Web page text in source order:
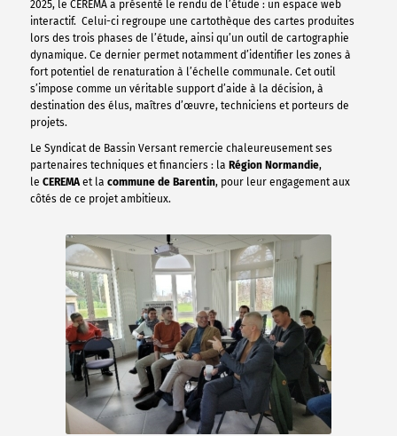
2025, le CEREMA a présenté le rendu de l’étude : un espace web
interactif. Celui-ci regroupe une cartothèque des cartes produites
lors des trois phases de l’étude, ainsi qu’un outil de cartographie
dynamique. Ce dernier permet notamment d’identifier les zones à
fort potentiel de renaturation à l’échelle communale. Cet outil
s’impose comme un véritable support d’aide à la décision, à
destination des élus, maîtres d’œuvre, techniciens et porteurs de
projets.
Le Syndicat de Bassin Versant remercie chaleureusement ses
partenaires techniques et financiers : la Région Normandie,
le CEREMAet la commune de Barentin, pour leur engagement aux
côtés de ce projet ambitieux.